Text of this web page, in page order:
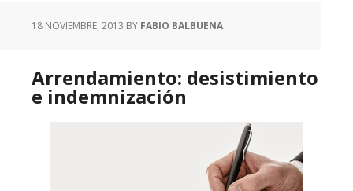
18 NOVIEMBRE, 2013 BY FABIO BALBUENA
Arrendamiento: desistimiento
e indemnización